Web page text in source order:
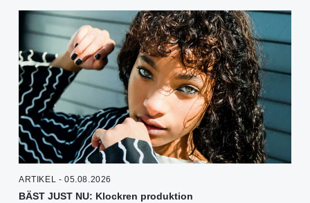
ARTIKEL - 05.08.2026
BÄST JUST NU: Klockren produktion